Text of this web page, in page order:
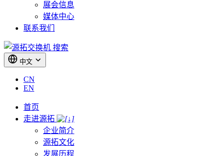
展会信息
媒体中心
联系我们
搜索
中文
CN
EN
首页
走进源拓
企业简介
源拓文化
发展历程